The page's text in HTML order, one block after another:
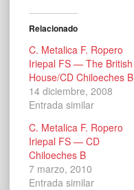
Relacionado
C. Metalica F. Ropero
Iriepal FS — The British
House/CD Chiloeches B
14 diciembre, 2008
Entrada similar
C. Metalica F. Ropero
Iriepal FS — CD
Chiloeches B
7 marzo, 2010
Entrada similar